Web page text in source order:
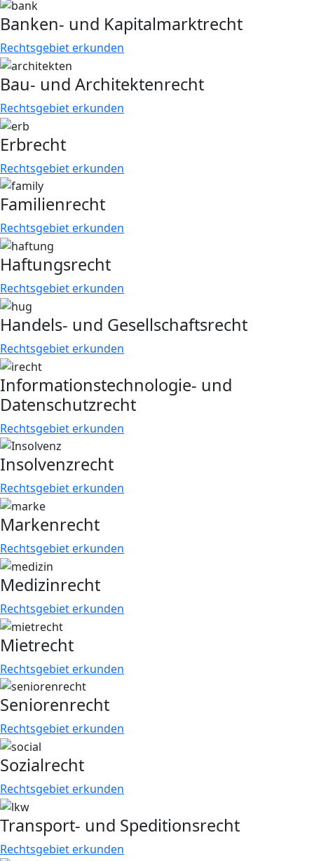
Banken- und Kapitalmarktrecht
Rechtsgebiet erkunden
Bau- und Architektenrecht
Rechtsgebiet erkunden
Erbrecht
Rechtsgebiet erkunden
Familienrecht
Rechtsgebiet erkunden
Haftungsrecht
Rechtsgebiet erkunden
Handels- und Gesellschaftsrecht
Rechtsgebiet erkunden
Informationstechnologie- und
Datenschutzrecht
Rechtsgebiet erkunden
Insolvenzrecht
Rechtsgebiet erkunden
Markenrecht
Rechtsgebiet erkunden
Medizinrecht
Rechtsgebiet erkunden
Mietrecht
Rechtsgebiet erkunden
Seniorenrecht
Rechtsgebiet erkunden
Sozialrecht
Rechtsgebiet erkunden
Transport- und Speditionsrecht
Rechtsgebiet erkunden